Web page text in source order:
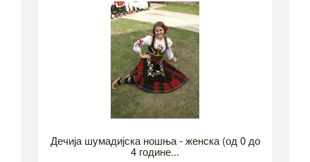
Дечија шумадијска ношња - женска (од 0 до
4 године...